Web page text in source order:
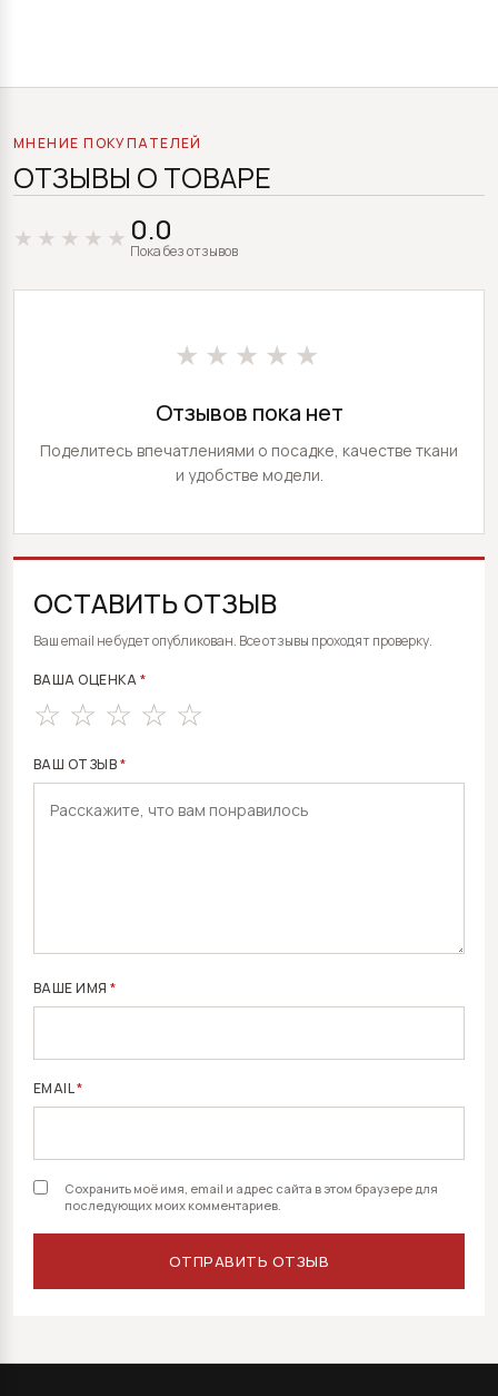
МНЕНИЕ ПОКУПАТЕЛЕЙ
ОТЗЫВЫ О ТОВАРЕ
0.0
Пока без отзывов
★★★★★
Отзывов пока нет
Поделитесь впечатлениями о посадке, качестве ткани
и удобстве модели.
ОСТАВИТЬ ОТЗЫВ
Ваш email не будет опубликован. Все отзывы проходят проверку.
ВАША ОЦЕНКА*
ВАШ ОТЗЫВ*
ВАШЕ ИМЯ*
EMAIL*
Сохранить моё имя, email и адрес сайта в этом браузере для
последующих моих комментариев.
ALTERNATIVE: